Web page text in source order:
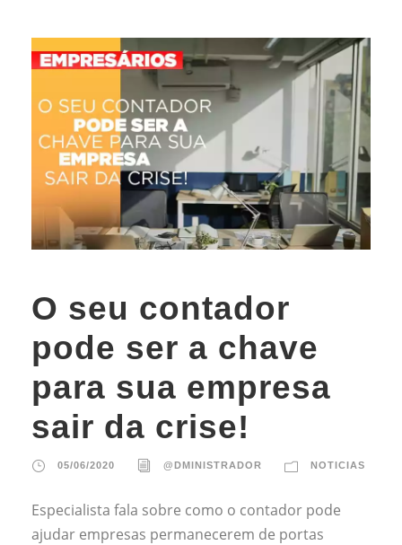
O seu contador
pode ser a chave
para sua empresa
sair da crise!
05/06/2020 @DMINISTRADOR NOTICIAS
Especialista fala sobre como o contador pode
ajudar empresas permanecerem de portas